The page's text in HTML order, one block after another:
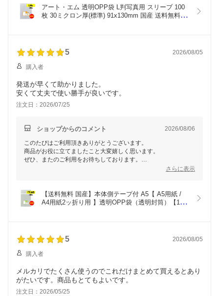
アート・エム 透明OPP袋 L判写真用 スリーブ 100
枚 30ミクロン厚(標準) 91x130mm 国産 送料無料 ブ
5 2026/08/05
購入者
発送が早くて助かりました。
安くて丈夫で使い勝手が良いです。
注文日：2026/07/25
ショップからのコメント 2026/08/06
このたびはご利用頂きありがとうございます。
商品がお役に立てましたこと大変嬉しく思います。
ぜひ、またのご利用をお待ちしております。
さらに表示
【送料無料 国産】本体側テープ付 A5【 A5用紙 /
A4用紙2ッ折り用 】透明OPP袋（透明封筒）【100
5 2026/08/05
購入者
メルカリでたくさん使うのでこれだけまとめて買えるとあり
がたいです。商品もとてもよいです。
注文日：2026/05/25